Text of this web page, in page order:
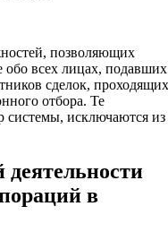
позволяющих
обо всех лицах, подавших
сделок, проходящих
отбора. Те
системы, исключаются из
в